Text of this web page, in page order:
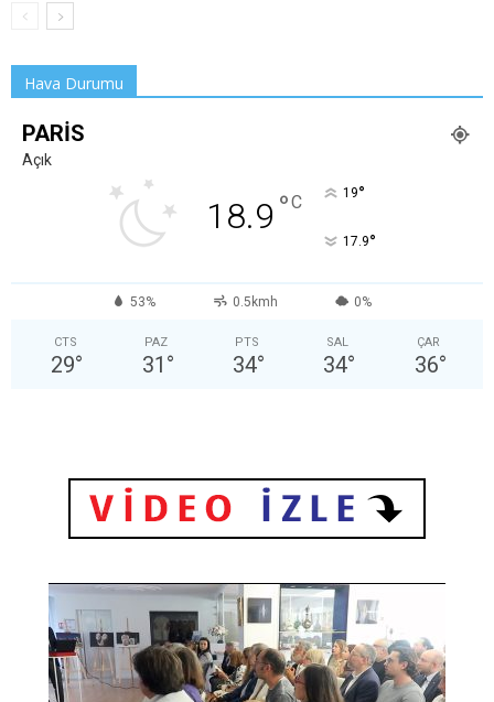
Hava Durumu
PARIS
Açık
18.9 °C 19°
17.9°
53% 0.5kmh 0%
CTS
29°
PAZ
31 °
PTS
34°
SAL
34°
ÇAR
36°